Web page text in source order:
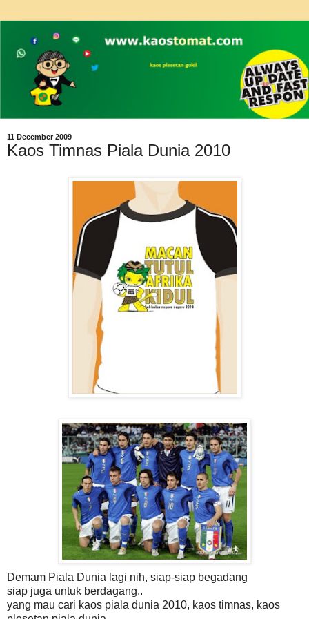
11 December 2009
Kaos Timnas Piala Dunia 2010
Demam Piala Dunia lagi nih, siap-siap begadang
siap juga untuk berdagang..
yang mau cari kaos piala dunia 2010, kaos timnas, kaos